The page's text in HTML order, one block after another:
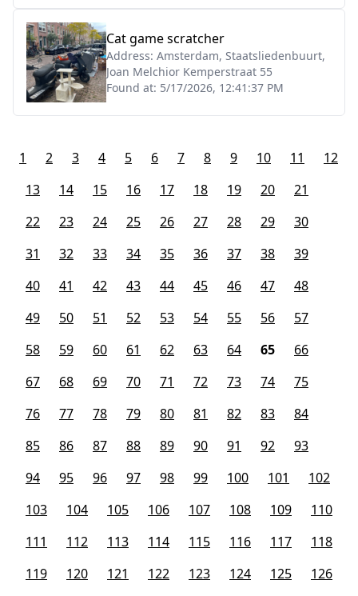
Cat game scratcher
Address: Amsterdam, Staatsliedenbuurt,
Joan Melchior Kemperstraat 55
Found at: 5/17/2026, 12:41:37 PM
1 2 3 4 5 6 7 8 9 10 11
12
13
14 15 16 17 18 19 20
21
22
23 24 25 26 27 28 29
30
31
32 33 34 35 36 37 38
39
40
41 42 43 44 45 46 47
48
49
50 51 52 53 54 55 56
57
58
59 60 61 62 63 64 65
66
67
68 69 70 71 72 73 74
75
76
77 78 79 80 81 82 83
84
85
86 87 88 89 90 91 92
93
94
95 96 97 98 99 100 101
102
103
104 105 106 107 108 109
110
111
112 113 114 115 116 117
118
119
120 121 122 123 124 125
126